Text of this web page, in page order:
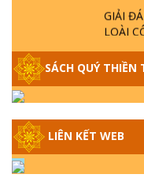
GIẢI
LOÀI
NÀO
GIẢI
GIẢI
SÁCH QUÝ THIỀN
LIÊN KẾT WEB